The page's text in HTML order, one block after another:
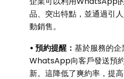
品、突出特點，並通過引
動銷售。
• 預約提醒： 基於服務的
WhatsApp向客戶發送預
新。這降低了爽約率，提